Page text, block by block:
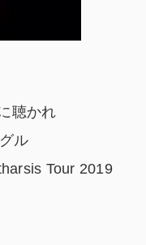
聴かれ
ル
Tour 2019